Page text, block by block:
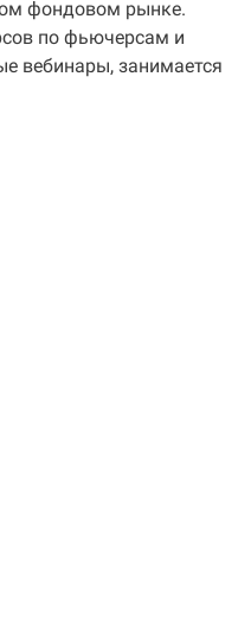
фондовом рынке.
по фьючерсам и
вебинары, занимается